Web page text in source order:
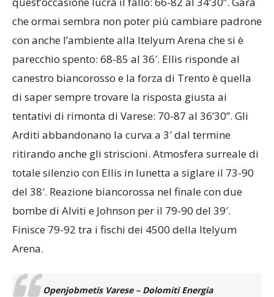
che ormai sembra non poter più cambiare padrone
con anche l’ambiente alla Itelyum Arena che si è
parecchio spento: 68-85 al 36′. Ellis risponde al
canestro biancorosso e la forza di Trento è quella
di saper sempre trovare la risposta giusta ai
tentativi di rimonta di Varese: 70-87 al 36’30”. Gli
Arditi abbandonano la curva a 3′ dal termine
ritirando anche gli striscioni. Atmosfera surreale di
totale silenzio con Ellis in lunetta a siglare il 73-90
del 38′. Reazione biancorossa nel finale con due
bombe di Alviti e Johnson per il 79-90 del 39′.
Finisce 79-92 tra i fischi dei 4500 della Itelyum
Arena.
Openjobmetis Varese – Dolomiti Energia